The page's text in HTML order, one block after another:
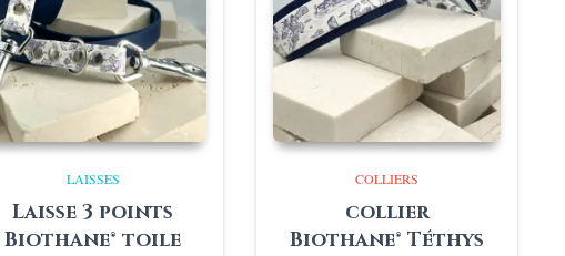
LAISSES
Laisse 3 points
Biothane® toile
COLLIERS
collier
Biothane® Téthys